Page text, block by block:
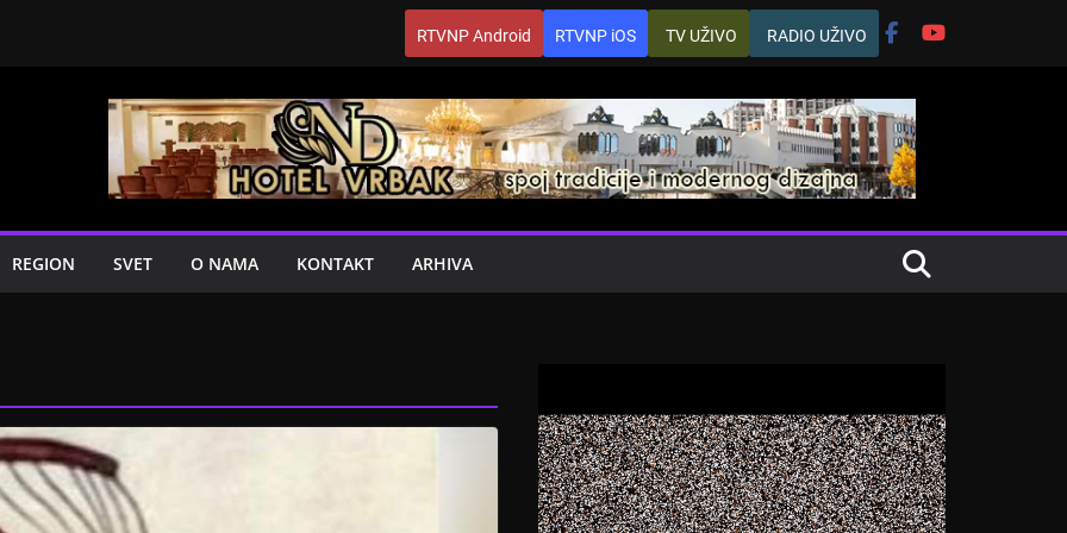
RTVNP Android RTVNP iOS TV UŽIVO RADIO UŽIVO
REGION SVET O NAMA KONTAKT ARHIVA